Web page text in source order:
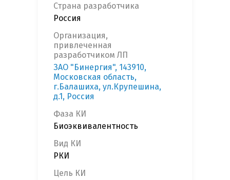
Страна разработчика
Россия
Организация,
привлеченная
разработчиком ЛП
ЗАО "Бинергия", 143910,
Московская область,
г.Балашиха, ул.Крупешина,
д.1, Россия
Фаза КИ
Биоэквивалентность
Вид КИ
РКИ
Цель КИ